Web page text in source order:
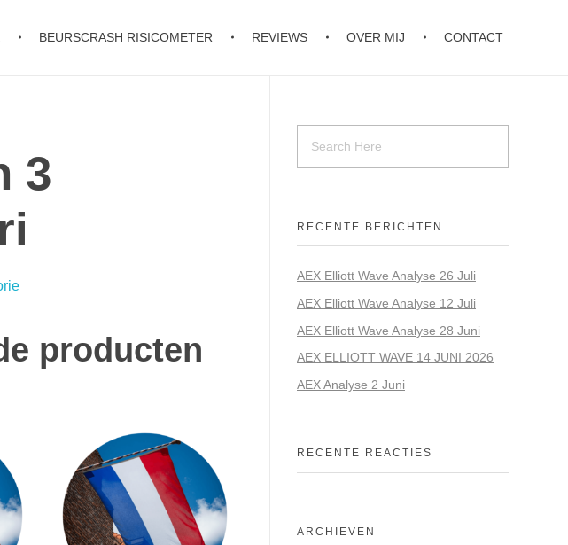
BEURSCRASH RISICOMETER REVIEWS OVER MIJ CONTACT
3
producten
RECENTE BERICHTEN
AEX Elliott Wave Analyse 26 Juli
AEX Elliott Wave Analyse 12 Juli
AEX Elliott Wave Analyse 28 Juni
AEX ELLIOTT WAVE 14 JUNI 2026
AEX Analyse 2 Juni
RECENTE REACTIES
ARCHIEVEN